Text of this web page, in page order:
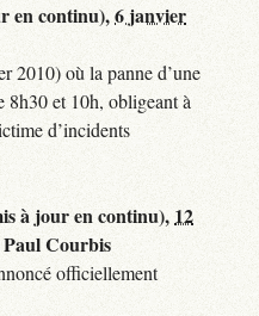
en continu),6 janvier
2010) où la panne d’une
8h30 et 10h, obligeant à
d’incidents
à jour en continu), 12
Paul Courbis
officiellement